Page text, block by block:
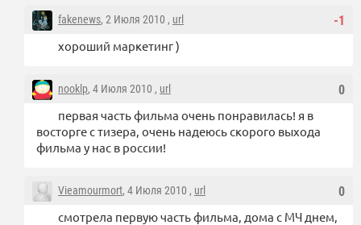
-1
fakenews, 2 Июля 2010 , url
хороший маркетинг )
0
nooklp, 4 Июля 2010 , url
первая часть фильма очень понравилась! я в
восторге с тизера, очень надеюсь скорого выхода
фильма у нас в россии!
0
Vieamourmort, 4 Июля 2010 , url
смотрела первую часть фильма, дома с МЧ днем,